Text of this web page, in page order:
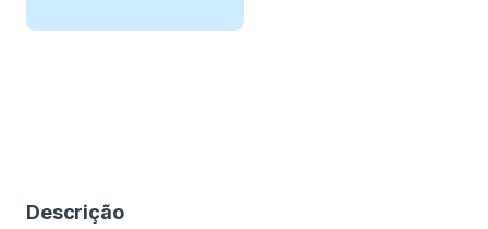
Descrição